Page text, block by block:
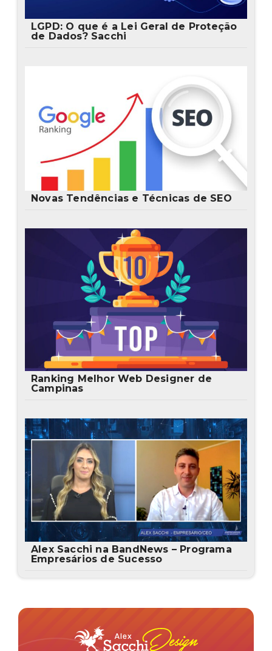
LGPD: O que é a Lei Geral de Proteção
de Dados? Sacchi
Novas Tendências e Técnicas de SEO
Ranking Melhor Web Designer de
Campinas
Alex Sacchi na BandNews – Programa
Empresários de Sucesso